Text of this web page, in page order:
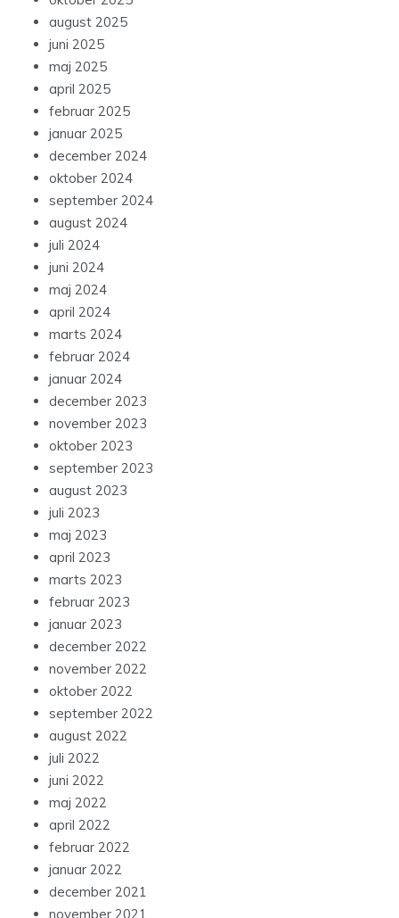
august 2025
juni 2025
maj 2025
april 2025
februar 2025
januar 2025
december 2024
oktober 2024
september 2024
august 2024
juli 2024
juni 2024
maj 2024
april 2024
marts 2024
februar 2024
januar 2024
december 2023
november 2023
oktober 2023
september 2023
august 2023
juli 2023
maj 2023
april 2023
marts 2023
februar 2023
januar 2023
december 2022
november 2022
oktober 2022
september 2022
august 2022
juli 2022
juni 2022
maj 2022
april 2022
februar 2022
januar 2022
december 2021
november 2021